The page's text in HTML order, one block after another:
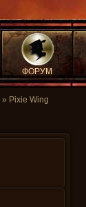
ФОРУМ
» Pixie Wing